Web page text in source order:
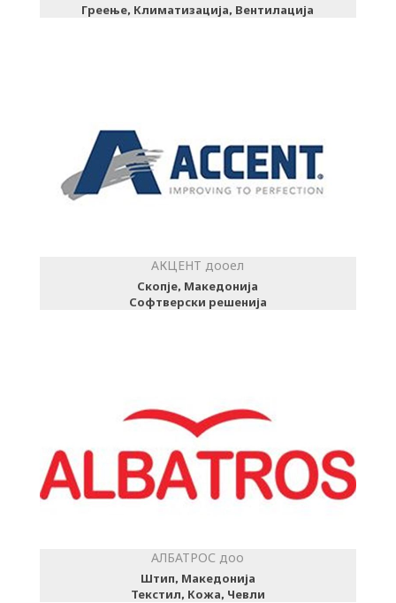
Греење, Климатизација, Вентилација
АКЦЕНТ дооел
Скопје, Македонија
Софтверски решенија
АЛБАТРОС доо
Штип, Македонија
Текстил, Кожа, Чевли